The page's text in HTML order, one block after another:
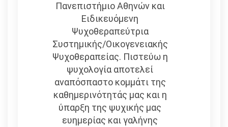
Πανεπιστήμιο Αθηνών και
Eιδικευόμενη
Ψυχοθεραπεύτρια
Συστημικής/Οικογενειακής
Ψυχοθεραπείας. Πιστεύω η
ψυχολογία αποτελεί
αναπόσπαστο κομμάτι της
καθημερινότητάς μας και η
ύπαρξη της ψυχικής μας
ευημερίας και γαλήνης